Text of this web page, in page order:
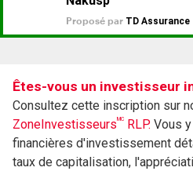
Êtes-vous un investisseur
Consultez cette inscription sur
ZoneInvestisseursMC RLP. Vous
financières d'investissement
taux de capitalisation,